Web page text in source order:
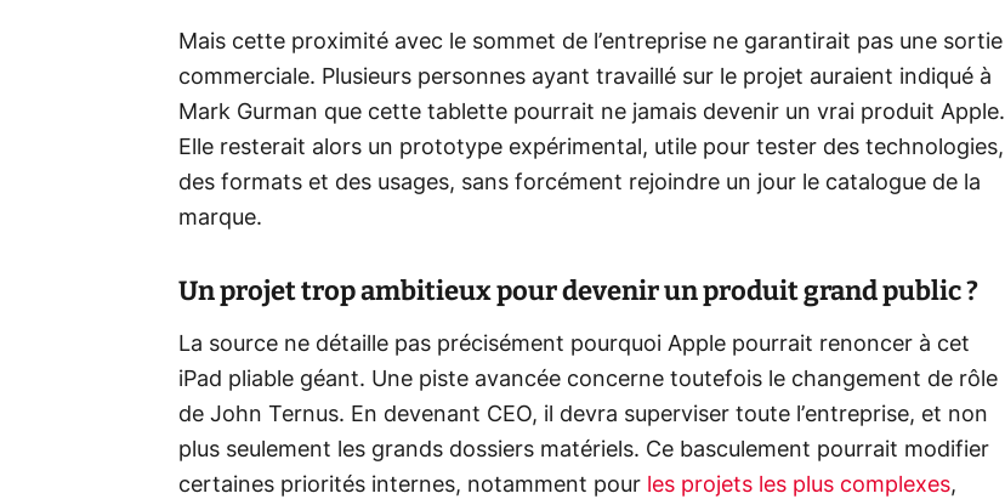
Mais cette proximité avec le sommet de l’entreprise ne garantirait pas une sortie
commerciale. Plusieurs personnes ayant travaillé sur le projet auraient indiqué à
Mark Gurman que cette tablette pourrait ne jamais devenir un vrai produit Apple.
Elle resterait alors un prototype expérimental, utile pour tester des technologies,
des formats et des usages, sans forcément rejoindre un jour le catalogue de la
marque.
Un projet trop ambitieux pour devenir un produit grand public ?
La source ne détaille pas précisément pourquoi Apple pourrait renoncer à cet
iPad pliable géant. Une piste avancée concerne toutefois le changement de rôle
de John Ternus. En devenant CEO, il devra superviser toute l’entreprise, et non
plus seulement les grands dossiers matériels. Ce basculement pourrait modifier
certaines priorités internes, notamment pour les projets les plus complexes,